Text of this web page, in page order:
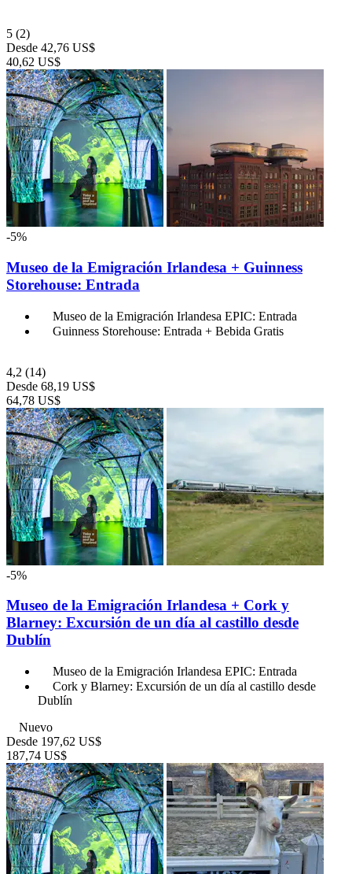
5 (2)
Desde 42,76 US$
40,62 US$
-5%
Museo de la Emigración Irlandesa + Guinness
Storehouse: Entrada
Museo de la Emigración Irlandesa EPIC: Entrada
Guinness Storehouse: Entrada + Bebida Gratis
4,2 (14)
Desde 68,19 US$
64,78 US$
-5%
Museo de la Emigración Irlandesa + Cork y
Blarney: Excursión de un día al castillo desde
Dublín
Museo de la Emigración Irlandesa EPIC: Entrada
Cork y Blarney: Excursión de un día al castillo desde
Dublín
Nuevo
Desde 197,62 US$
187,74 US$